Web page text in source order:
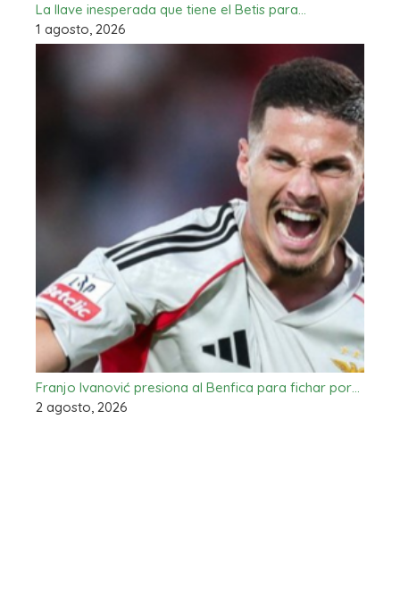
La llave inesperada que tiene el Betis para…
1 agosto, 2026
Franjo Ivanović presiona al Benfica para fichar por…
2 agosto, 2026